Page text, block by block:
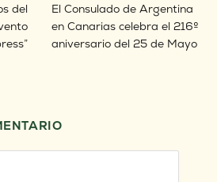
del
El Consulado de Argentina
en Canarias celebra el 216º
aniversario del 25 de Mayo